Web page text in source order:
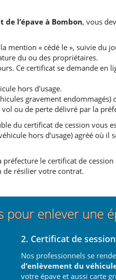
de l’épave à Bombon, vous
mention « cédé le », suivie du
du ou des propriétaires.
Ce certificat se demande en
hors d'usage.
gravement endommagés)
ou de perte délivré par la
du certificat de cession vous
hors d’usage) agréé où il
le certificat de
de résilier votre contrat.
pour enlever une
2. Certificat de session
Nos professionnels se
d’enlèvement du
votre épave et aussi carte